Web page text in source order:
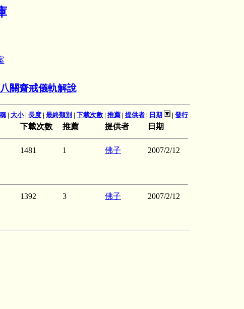
八關齋戒儀軌解說
| 大小| 長度 | 最終類別 | 下載次數 | 推薦 | 提供者 | 日期 | 發行
下載次數 推薦 提供者 日期
1481 1 佛子 2007/2/12
1392 3 佛子 2007/2/12